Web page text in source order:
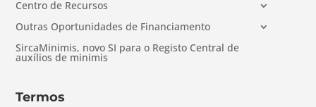
Centro de Recursos
Outras Oportunidades de Financiamento
SircaMinimis, novo SI para o Registo Central de
auxílios de minimis
Termos